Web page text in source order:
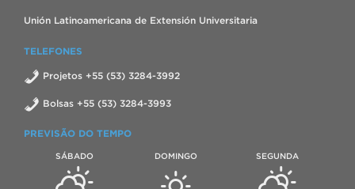
Unión Latinoamericana de Extensión Universitaria
TELEFONES
Projetos +55 (53) 3284-3992
Bolsas +55 (53) 3284-3993
PREVISÃO DO TEMPO
SÁBADO DOMINGO SEGUNDA